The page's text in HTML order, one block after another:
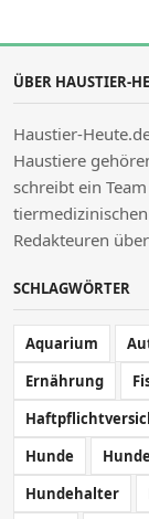
ÜBER HAUSTIER-
Haustier-
Haustiere
schreibt ein
Redakteuren
SCHLAGWÖRTER
Aquarium
Ernährung
Hunde
Hundehalter